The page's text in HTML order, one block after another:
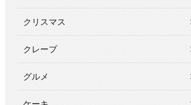
クリスマス
クレープ
グルメ